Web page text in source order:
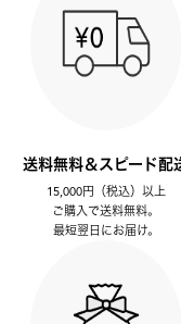
送料無料＆スピード配
15,000円（税込）以上
ご購入で送料無料。
最短翌日にお届け。